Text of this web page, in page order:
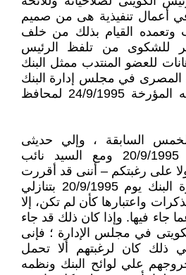
في أعمال تنفيذية هى من صميم
وتعمده القيام بذلك من خلف
للشكوى من تلفظ الرئيس
للعضو المنتدب ممثل البنك
المصرى في مجلس إدارة البنك
. يقول فريد في رسالته المؤرخة 24/9/1995 لمحافظ
السابقة ، وإلي حديثى
التليفونى معكم صباح 20/9/1995 ومع السيد نائب
على رغبتكم – أننى قد أقررت
في اجتماع مجلس إدارة البنك يوم 20/9/1995 بتنازلي
واعتبارها كأن لم تكن، إلا
جاء فيها. وإذا كان ذلك قد جاء
في مجلس الإدارة ؛ فإنى
ذلك كان لرغبتهم ألا تحمل
علي لوائح البنك ونظمه